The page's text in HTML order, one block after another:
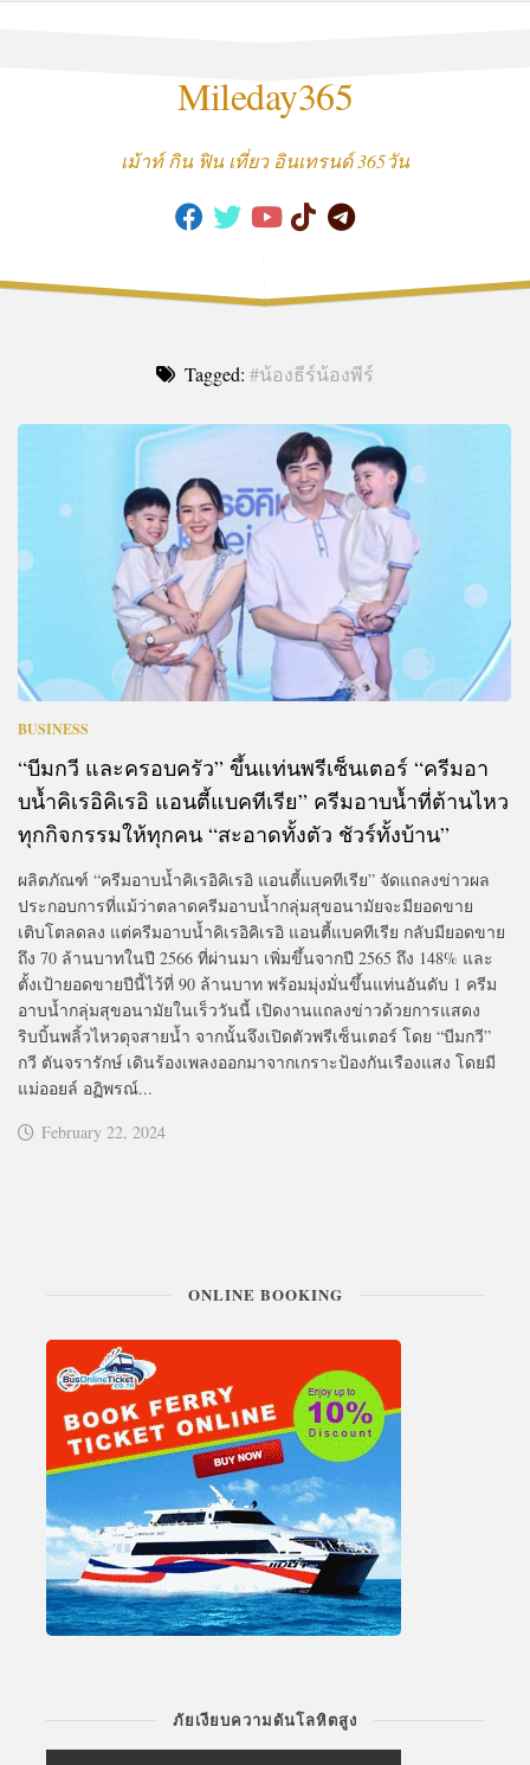
Mileday365
เม้าท์ กิน ฟิน เที่ยว อินเทรนด์ 365วัน
Tagged: #น้องธีร์น้องพีร์
BUSINESS
“บีมกวี และครอบครัว” ขึ้นแท่นพรีเซ็นเตอร์ “ครีมอา
บน้ำคิเรอิคิเรอิ แอนตี้แบคทีเรีย” ครีมอาบน้ำที่ต้านไหว
ทุกกิจกรรมให้ทุกคน “สะอาดทั้งตัว ชัวร์ทั้งบ้าน”
ผลิตภัณฑ์ “ครีมอาบน้ำคิเรอิคิเรอิ แอนตี้แบคทีเรีย” จัดแถลงข่าวผล
ประกอบการที่แม้ว่าตลาดครีมอาบน้ำกลุ่มสุขอนามัยจะมียอดขาย
เติบโตลดลง แต่ครีมอาบน้ำคิเรอิคิเรอิ แอนตี้แบคทีเรีย กลับมียอดขาย
ถึง 70 ล้านบาทในปี 2566 ที่ผ่านมา เพิ่มขึ้นจากปี 2565 ถึง 148% และ
ตั้งเป้ายอดขายปีนี้ไว้ที่ 90 ล้านบาท พร้อมมุ่งมั่นขึ้นแท่นอันดับ 1 ครีม
อาบน้ำกลุ่มสุขอนามัยในเร็ววันนี้ เปิดงานแถลงข่าวด้วยการแสดง
ริบบิ้นพลิ้วไหวดุจสายน้ำ จากนั้นจึงเปิดตัวพรีเซ็นเตอร์ โดย “บีมกวี”
กวี ตันจรารักษ์ เดินร้องเพลงออกมาจากเกราะป้องกันเรืองแสง โดยมี
แม่ออยล์ อฏิพรณ์...
February 22, 2024
ONLINE BOOKING
ภัยเงียบความดันโลหิตสูง